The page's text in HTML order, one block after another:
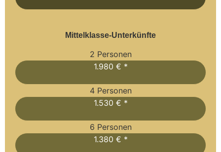
Mittelklasse-Unterkünfte
2 Personen
1.980 € *
4 Personen
1.530 € *
6 Personen
1.380 € *